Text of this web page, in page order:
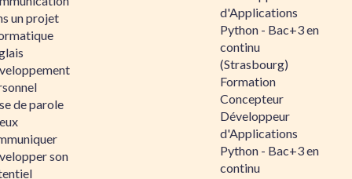
un projet
de parole
son
d'Applications
Python - Bac+3 en
continu
(Strasbourg)
Formation
Concepteur
Développeur
d'Applications
Python - Bac+3 en
continu